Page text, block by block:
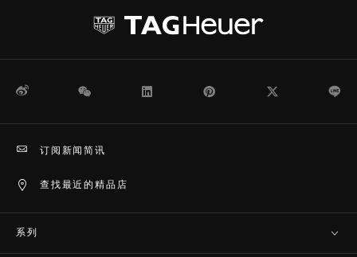
微博 WeChat Pinterest
查找最近的精品店
订阅新闻简讯
系列